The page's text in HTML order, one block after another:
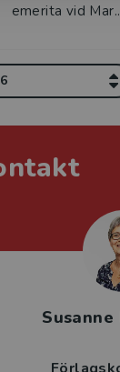
emerita vid